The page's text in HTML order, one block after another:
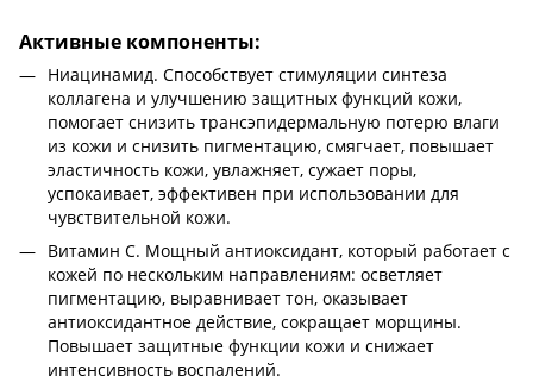
Активные компоненты:
Ниацинамид. Способствует стимуляции синтеза
коллагена и улучшению защитных функций кожи,
помогает снизить трансэпидермальную потерю влаги
из кожи и снизить пигментацию, смягчает, повышает
эластичность кожи, увлажняет, сужает поры,
успокаивает, эффективен при использовании для
чувствительной кожи.
Витамин С. Мощный антиоксидант, который работает с
кожей по нескольким направлениям: осветляет
пигментацию, выравнивает тон, оказывает
антиоксидантное действие, сокращает морщины.
Повышает защитные функции кожи и снижает
интенсивность воспалений.